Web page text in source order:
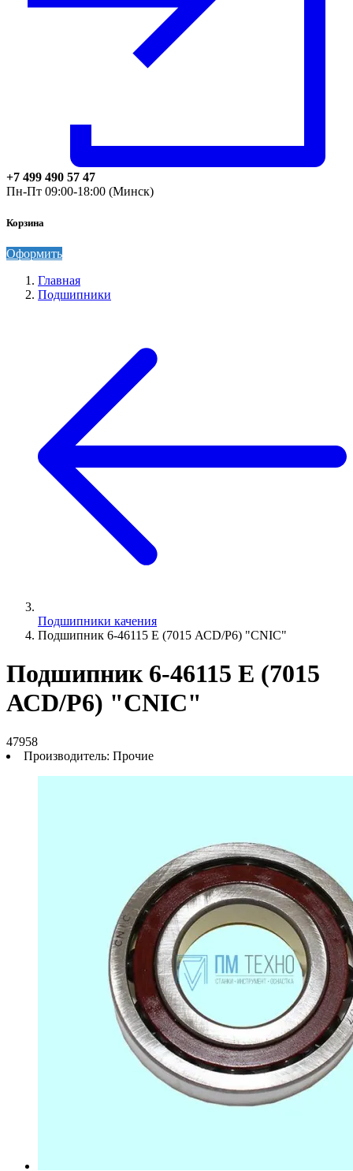
+7 499 490 57 47
Пн-Пт 09:00-18:00 (Минск)
Корзина
Оформить
Главная
Подшипники
Подшипники качения
Подшипник 6-46115 E (7015 АСD/P6) "СNIC"
Подшипник 6-46115 E (7015
АСD/P6) "СNIC"
47958
Производитель: Прочие